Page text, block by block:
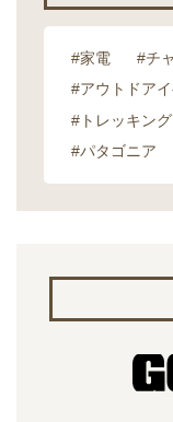
#家電 #チ
#アウトドア
#トレッキン
#パタゴニア